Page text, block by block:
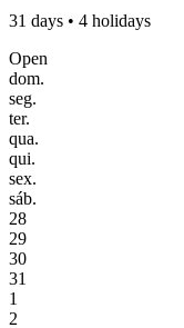
31 days • 4 holidays
Open
dom.
seg.
ter.
qua.
qui.
sex.
sáb.
28
29
30
31
1
2